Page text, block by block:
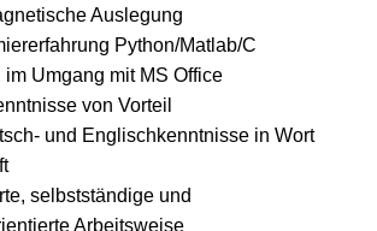
Auslegung
Python/Matlab/C
im Umgang mit MS Office
von Vorteil
und Englischkenntnisse in Wort
selbstständige und
Arbeitsweise